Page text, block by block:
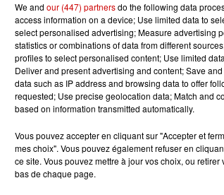
Ecoles Publiques
We and our (447) partnersdo the following data
access information on a device; Use limited data to
select personalised advertising; Measure advertising
statistics or combinations of data from different
profiles to select personalised content; Use limited
Deliver and present advertising and content; Save
data such as IP address and browsing data to offer
requested; Use precise geolocation data; Match and
based on information transmitted automatically.
Vous pouvez accepter en cliquant sur "Accepter et
mes choix". Vous pouvez également refuser en
ce site. Vous pouvez mettre à jour vos choix, ou
bas de chaque page.